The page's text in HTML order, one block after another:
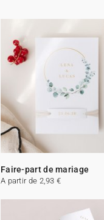
Faire-part de mariage
A partir de 2,93 €